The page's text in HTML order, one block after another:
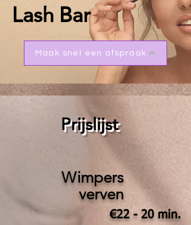
Lash Bar
Maak snel een afspraak
Prijslijst
Wimpers
verven
€22 - 20 min.